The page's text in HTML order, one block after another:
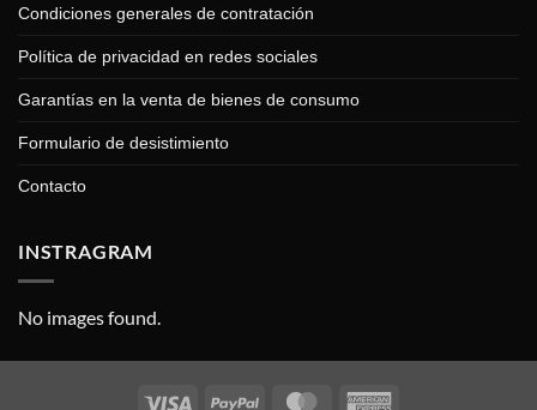
Condiciones generales de contratación
Política de privacidad en redes sociales
Garantías en la venta de bienes de consumo
Formulario de desistimiento
Contacto
INSTRAGRAM
No images found.
Visa PayPal MasterCard